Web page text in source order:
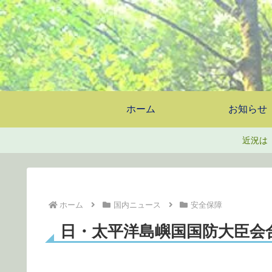
ホーム お知らせ
近況は
ホーム 国内ニュース 安全保障
日・太平洋島嶼国国防大臣